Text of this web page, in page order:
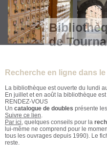
de
Recherche en ligne dans
La bibliothèque est ouverte du lundi
En juillet et en août la bibliothèque
RENDEZ-VOUS
Un catalogue de doubles présente
Suivre ce lien.
Par ici, quelques conseils pour la
lui-même ne comprend pour le
tous les ouvrages depuis 1990). Le
reste.